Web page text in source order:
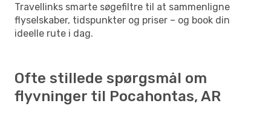
Travellinks smarte søgefiltre til at sammenligne
flyselskaber, tidspunkter og priser – og book din
ideelle rute i dag.
Ofte stillede spørgsmål om
flyvninger til Pocahontas, AR